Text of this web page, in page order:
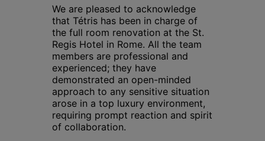
We are pleased to acknowledge
that Tétris has been in charge of
the full room renovation at the St.
Regis Hotel in Rome. All the team
members are professional and
experienced; they have
demonstrated an open-minded
approach to any sensitive situation
arose in a top luxury environment,
requiring prompt reaction and spirit
of collaboration.